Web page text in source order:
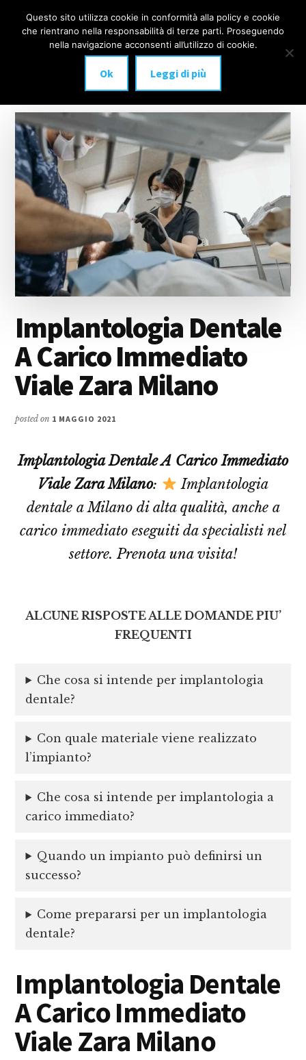
Additional
menu
IMPLANTOLOGIA
DENTALE
anche
a
carico
immediato!
Menu
Implantologia Dentale
A Carico Immediato
Viale Zara Milano
posted on 1 MAGGIO 2021
Implantologia Dentale A Carico Immediato
Viale Zara Milano:
Implantologia
dentale a Milano di alta qualità, anche a
carico immediato eseguiti da specialisti nel
settore. Prenota una visita!
ALCUNE RISPOSTE ALLE DOMANDE PIU’
FREQUENTI
Che cosa si intende per implantologia
dentale?
Con quale materiale viene realizzato
l’impianto?
Che cosa si intende per implantologia a
carico immediato?
Quando un impianto può definirsi un
successo?
Come prepararsi per un implantologia
dentale?
Implantologia Dentale
A Carico Immediato
Viale Zara Milano
Questo sito utilizza cookie in conformità alla policy e cookie
che rientrano nella responsabilità di terze parti. Proseguendo
nella navigazione acconsenti all’utilizzo di cookie.
Ok Leggi di più